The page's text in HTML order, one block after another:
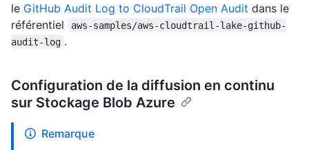
le GitHub Audit Log to CloudTrail Open Audit dans le
référentiel
aws-samples/aws-cloudtrail-lake-github-
audit-log .
Configuration de la diffusion en continu
sur Stockage Blob Azure
Remarque